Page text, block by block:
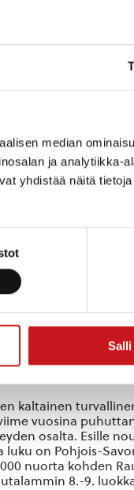
median
ja analytiikka-
yhdistää näitä
Salli
lisäksi
Nuorisovaltuuston
erityisen tärkeää,
varmasti jo
palveluita.
tavoitteita ja
tukemalla
koulutettua
viettämään
jatkuvasti
palvelemaan
todettu, että
Maria Ohisalo
kunnan
on valtava
kaltainen
vuosina
osalta. Esille
on Pohjois-
nuorta kohden
8.-9.